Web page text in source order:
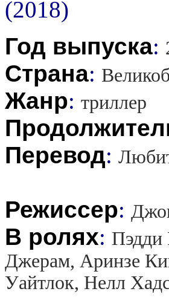
Год выпуска:
Страна:
Жанр: триллер
Перевод:
Режиссер:
В ролях: Пэдди
Джерам, Аринзе
Уайтлок, Нелл